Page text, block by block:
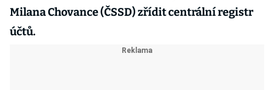
Milana Chovance (ČSSD) zřídit centrální registr
účtů.